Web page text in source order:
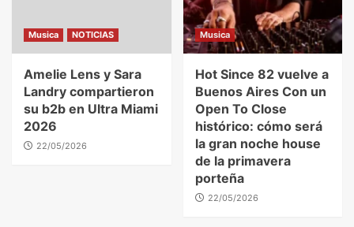
Musica NOTICIAS
Amelie Lens y Sara
Landry compartieron
su b2b en Ultra Miami
2026
22/05/2026
Musica
Hot Since 82 vuelve a
Buenos Aires Con un
Open To Close
histórico: cómo será
la gran noche house
de la primavera
porteña
22/05/2026